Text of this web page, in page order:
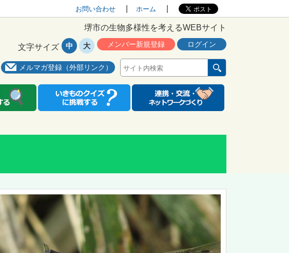
お問い合わせ ホーム
堺市の生物多様性を考えるWEBサイト
メルマガ登録（外部リンク）
メンバー新規登録 ログイン
文字サイズ 中 大